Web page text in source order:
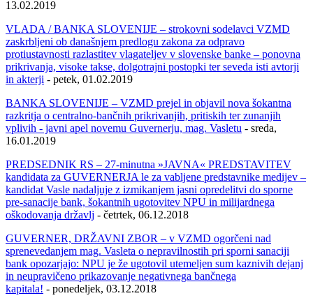
13.02.2019
VLADA / BANKA SLOVENIJE – strokovni sodelavci VZMD
zaskrbljeni ob današnjem predlogu zakona za odpravo
protiustavnosti razlastitev vlagateljev v slovenske banke – ponovna
prikrivanja, visoke takse, dolgotrajni postopki ter seveda isti avtorji
in akterji - petek, 01.02.2019
BANKA SLOVENIJE – VZMD prejel in objavil nova šokantna
razkritja o centralno-bančnih prikrivanjih, pritiskih ter zunanjih
vplivih - javni apel novemu Guvernerju, mag. Vasletu - sreda,
16.01.2019
PREDSEDNIK RS – 27-minutna »JAVNA« PREDSTAVITEV
kandidata za GUVERNERJA le za vabljene predstavnike medijev –
kandidat Vasle nadaljuje z izmikanjem jasni opredelitvi do sporne
pre-sanacije bank, šokantnih ugotovitev NPU in milijardnega
oškodovanja državlj - četrtek, 06.12.2018
GUVERNER, DRŽAVNI ZBOR – v VZMD ogorčeni nad
sprenevedanjem mag. Vasleta o nepravilnostih pri sporni sanaciji
bank opozarjajo: NPU je že ugotovil utemeljen sum kaznivih dejanj
in neupravičeno prikazovanje negativnega bančnega
kapitala! - ponedeljek, 03.12.2018